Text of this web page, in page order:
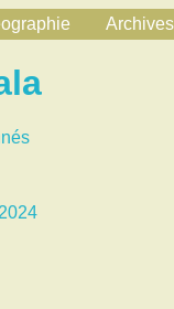
Archives